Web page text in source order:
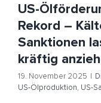
US-
Rekord –
Sanktionen
kräftig
19. November 2025 |
US-Ölproduktion, US-